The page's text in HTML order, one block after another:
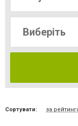
Сортувати: за